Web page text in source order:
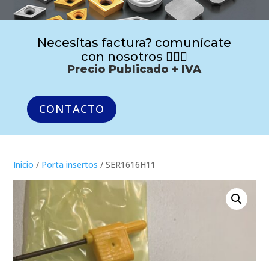
Necesitas factura? comunícate
con nosotros 🙋🏻‍♂️
Precio Publicado + IVA
CONTACTO
Inicio / Porta insertos / SER1616H11